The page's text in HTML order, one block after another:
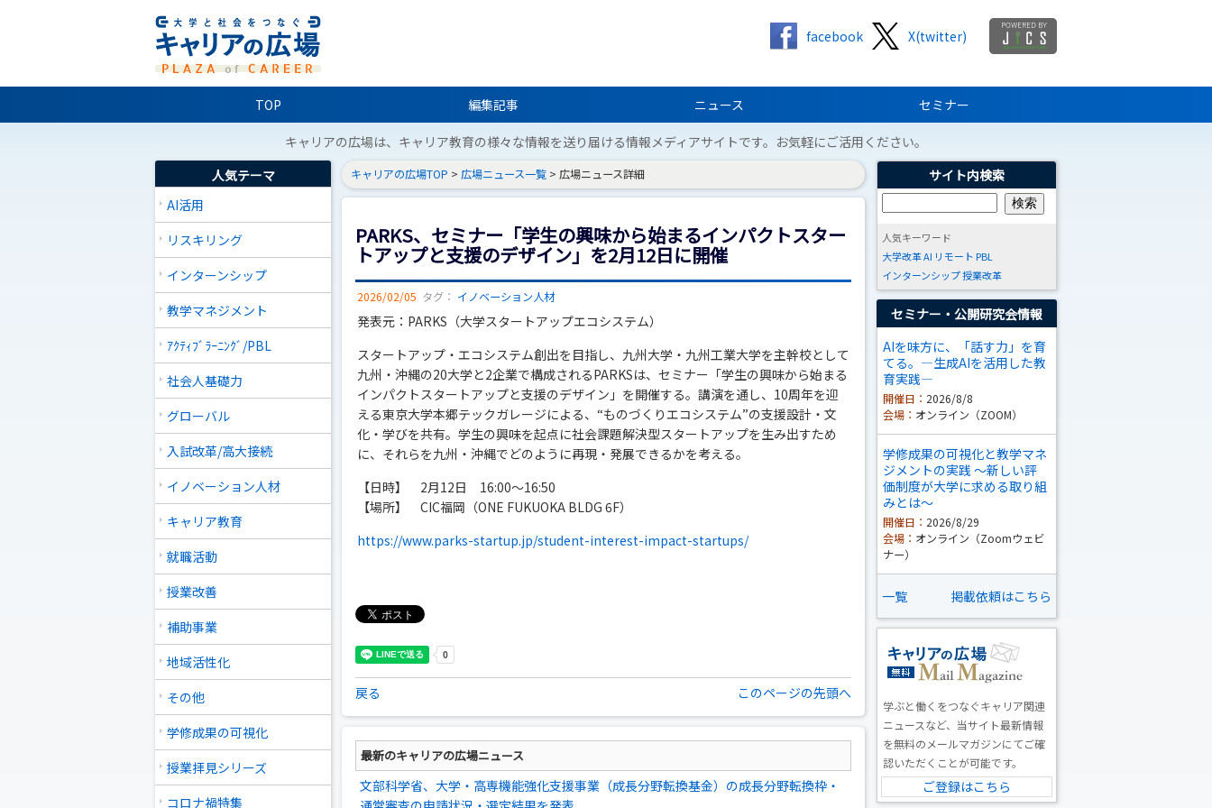
X(twitter)
facebook
TOP 編集記事 ニュース セミナー
キャリアの広場は、キャリア教育の様々な情報を送り届ける情報メディアサイトです。お気軽にご活用ください。
人気テーマ
AI活用
リスキリング
インターンシップ
教学マネジメント
ｱｸﾃｨﾌﾞﾗｰﾆﾝｸﾞ/PBL
社会人基礎力
グローバル
入試改革/高大接続
イノベーション人材
キャリア教育
就職活動
授業改善
補助事業
地域活性化
その他
学修成果の可視化
授業拝見シリーズ
コロナ禍特集
キャリアの広場TOP > 広場ニュース一覧 > 広場ニュース詳細
PARKS、セミナー「学生の興味から始まるインパクトスター
トアップと支援のデザイン」を2月12日に開催
2026/02/05 タグ： イノベーション人材
発表元：PARKS（大学スタートアップエコシステム）
スタートアップ・エコシステム創出を目指し、九州大学・九州工業大学を主幹校として
九州・沖縄の20大学と2企業で構成されるPARKSは、セミナー「学生の興味から始まる
インパクトスタートアップと支援のデザイン」を開催する。講演を通し、10周年を迎
える東京大学本郷テックガレージによる、“ものづくりエコシステム”の支援設計・文
化・学びを共有。学生の興味を起点に社会課題解決型スタートアップを生み出すため
に、それらを九州・沖縄でどのように再現・発展できるかを考える。
【日時】 2月12日 16:00～16:50
【場所】 CIC福岡（ONE FUKUOKA BLDG 6F）
https://www.parks-startup.jp/student-interest-impact-startups/
戻る このページの先頭へ
最新のキャリアの広場ニュース
文部科学省、大学・高専機能強化支援事業（成長分野転換基金）の成長分野転換枠・
サイト内検索
人気キーワード
大学改革AI リモート PBL
インターンシップ授業改革
セミナー・公開研究会情報
AIを味方に、「話す力」を育
てる。―生成AIを活用した教
育実践―
開催日： 2026/8/8
会場： オンライン（ZOOM）
学修成果の可視化と教学マネ
ジメントの実践 ～新しい評
価制度が大学に求める取り組
みとは～
開催日： 2026/8/29
会場： オンライン（Zoomウェビ
ナー）
一覧 掲載依頼はこちら
学ぶと働くをつなぐキャリア関連
ニュースなど、当サイト最新情報
を無料のメールマガジンにてご確
認いただくことが可能です。
ご登録はこちら